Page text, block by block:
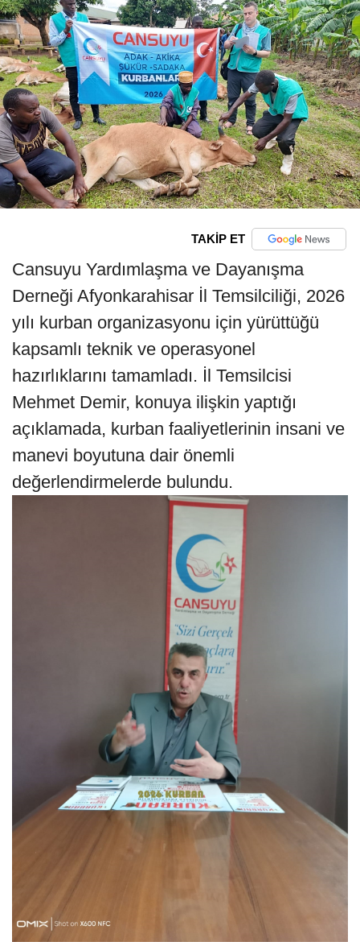
TAKİP ET
Cansuyu Yardımlaşma ve Dayanışma
Derneği Afyonkarahisar İl Temsilciliği, 2026
yılı kurban organizasyonu için yürüttüğü
kapsamlı teknik ve operasyonel
hazırlıklarını tamamladı. İl Temsilcisi
Mehmet Demir, konuya ilişkin yaptığı
açıklamada, kurban faaliyetlerinin insani ve
manevi boyutuna dair önemli
değerlendirmelerde bulundu.